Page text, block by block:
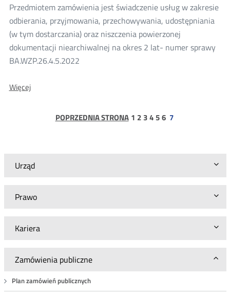
Urząd
Prawo
Kariera
Zamówienia publiczne
Plan zamówień publicznych
Przedmiotem zamówienia jest świadczenie usług w zakresie
odbierania, przyjmowania, przechowywania, udostępniania
(w tym dostarczania) oraz niszczenia powierzonej
dokumentacji niearchiwalnej na okres 2 lat- numer sprawy
BA.WZP.26.4.5.2022
WięcejO:
sprawy
POPRZEDNIA STRONA strona
1 strona
2 strona
3strona
4strona
5strona
6 7